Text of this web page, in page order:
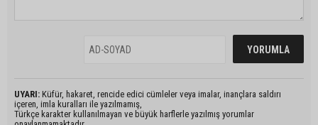
UYARI: Küfür, hakaret, rencide edici cümleler veya imalar, inançlara saldırı
içeren, imla kuralları ile yazılmamış,
Türkçe karakter kullanılmayan ve büyük harflerle yazılmış yorumlar